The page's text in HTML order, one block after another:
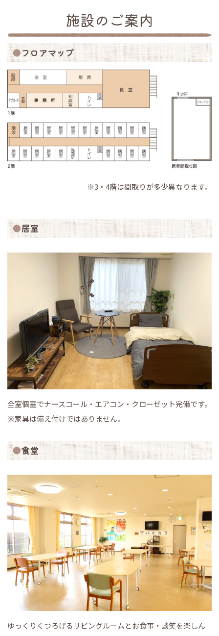
施設のご案内
フロアマップ
※3・4階は間取りが多少異なります。
居室
全室個室でナースコール・エアコン・クローゼット完備です。
※家具は備え付けではありません。
食堂
ゆっくりくつろげるリビングルームとお食事・談笑を楽しん